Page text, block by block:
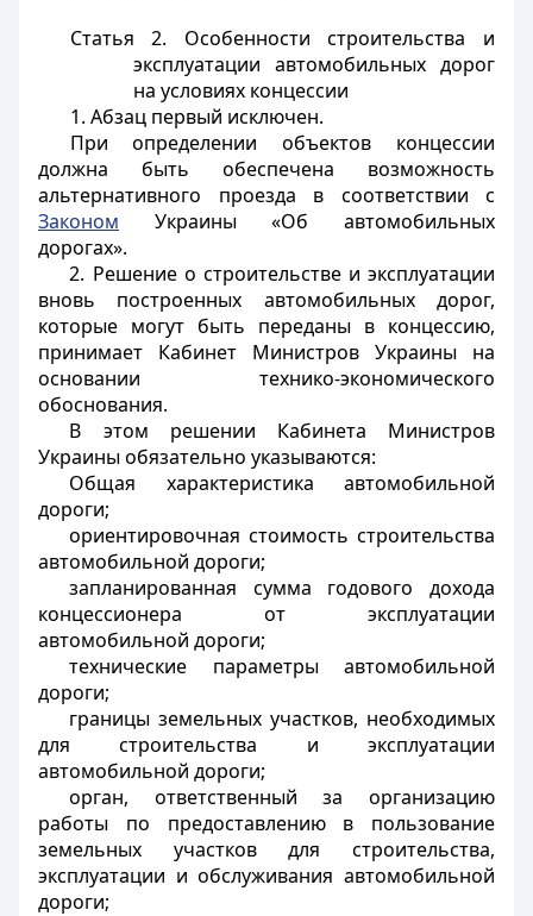
Статья 2. Особенности строительства и
эксплуатации автомобильных дорог
на условиях концессии
1. Абзац первый исключен.
При определении объектов концессии
должна быть обеспечена возможность
альтернативного проезда в соответствии с
Законом Украины «Об автомобильных
дорогах».
2. Решение о строительстве и эксплуатации
вновь построенных автомобильных дорог,
которые могут быть переданы в концессию,
принимает Кабинет Министров Украины на
основании технико-экономического
обоснования.
В этом решении Кабинета Министров
Украины обязательно указываются:
Общая характеристика автомобильной
дороги;
ориентировочная стоимость строительства
автомобильной дороги;
запланированная сумма годового дохода
концессионера от эксплуатации
автомобильной дороги;
технические параметры автомобильной
дороги;
границы земельных участков, необходимых
для строительства и эксплуатации
автомобильной дороги;
орган, ответственный за организацию
работы по предоставлению в пользование
земельных участков для строительства,
эксплуатации и обслуживания автомобильной
дороги;